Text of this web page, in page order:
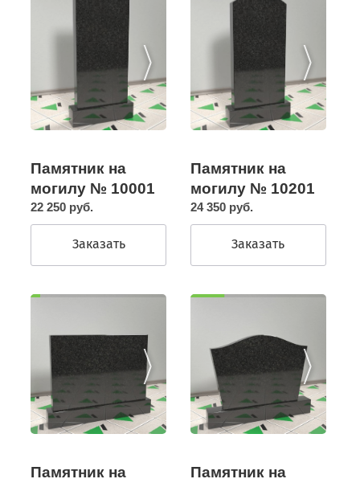
Памятник на
могилу № 10001
22 250 руб.
Заказать
Памятник на
могилу № 10201
24 350 руб.
Заказать
Памятник на
Памятник на